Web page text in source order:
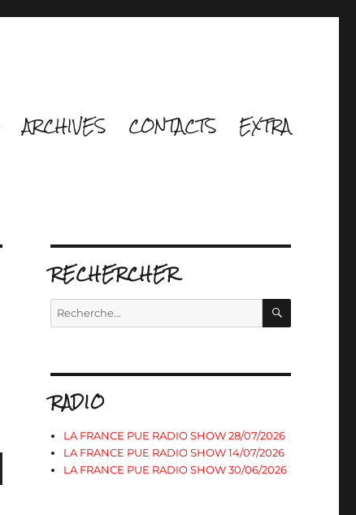
ARCHIVES CONTACTS EXTRA
RECHERCHER
Recherche
RADIO
LA FRANCE PUE RADIO SHOW 28/07/2026
LA FRANCE PUE RADIO SHOW 14/07/2026
LA FRANCE PUE RADIO SHOW 30/06/2026